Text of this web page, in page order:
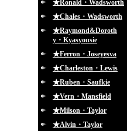
★Ronald・Wadsworth
★Chales・Wadsworth
★Raymond&Doroth
y・Kyasyousie
★Ferron・Joseyesva
★Charleston・Lewis
★Ruben・Saufkie
★Vern・Mansfield
★Milson・Taylor
★Alvin・Taylor